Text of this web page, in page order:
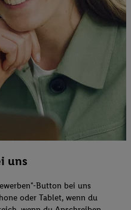
uns
Button bei uns
oder Tablet, wenn du